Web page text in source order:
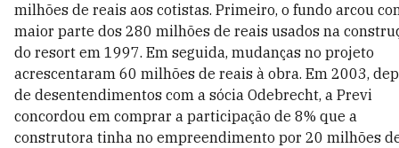
milhões de reais aos cotistas. Primeiro, o fundo arcou
maior parte dos 280 milhões de reais usados na
do resort em 1997. Em seguida, mudanças no projeto
acrescentaram 60 milhões de reais à obra. Em 2003,
de desentendimentos com a sócia Odebrecht, a Previ
concordou em comprar a participação de 8% que a
construtora tinha no empreendimento por 20 milhões